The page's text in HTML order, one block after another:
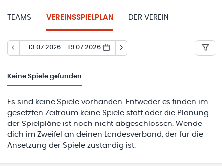
TEAMS VEREINSSPIELPLAN DER VEREIN
13.07.2026 - 19.07.2026
Keine Spiele gefunden
Es sind keine Spiele vorhanden. Entweder es finden im
gesetzten Zeitraum keine Spiele statt oder die Planung
der Spielpläne ist noch nicht abgeschlossen. Wende
dich im Zweifel an deinen Landesverband, der für die
Ansetzung der Spiele zuständig ist.